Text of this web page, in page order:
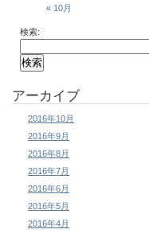
« 10月
検索:
アーカイブ
2016年10月
2016年9月
2016年8月
2016年7月
2016年6月
2016年5月
2016年4月